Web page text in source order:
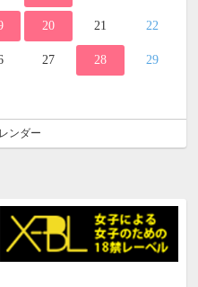
20 21 22
27 28 29
ンダー